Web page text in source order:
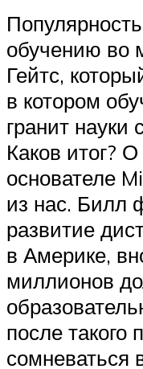
обучению во
Гейтс,
в котором
гранит науки
Каков итог?
основателе
из нас. Билл
развитие
в Америке,
миллионов
после
сомневаться